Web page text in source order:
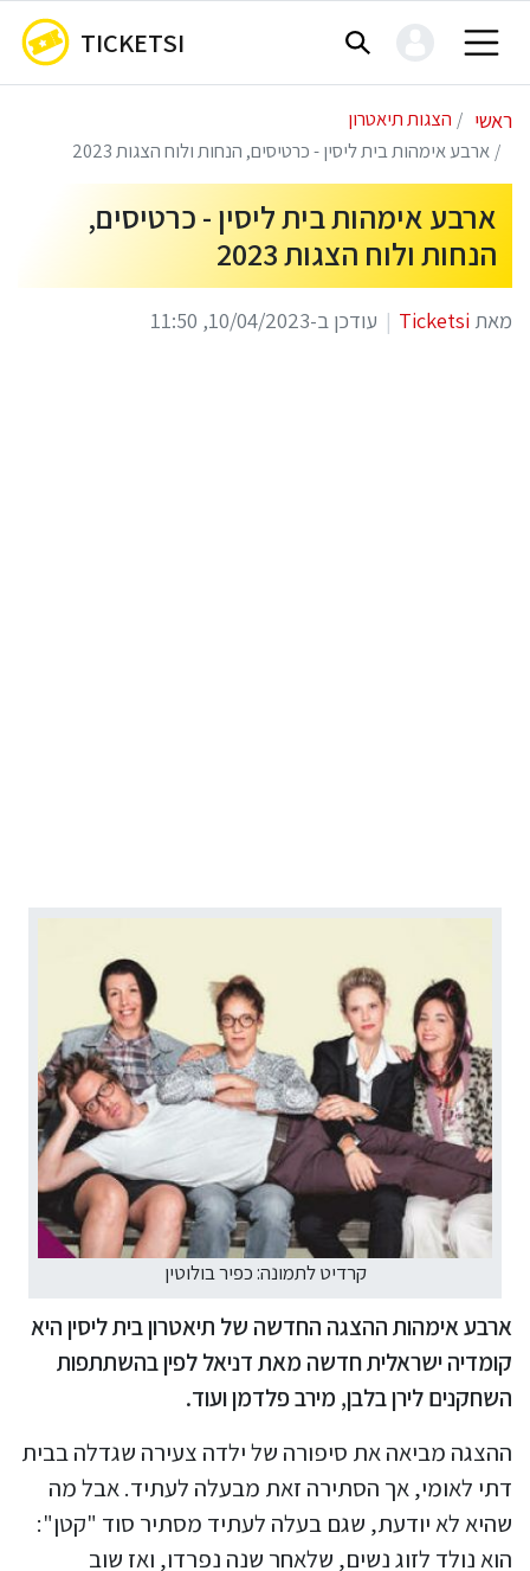
TICKETSI
ראשי
הצגות תיאטרון
ארבע אימהות בית ליסין - כרטיסים, הנחות ולוח הצגות 2023
ארבע אימהות בית ליסין - כרטיסים,
הנחות ולוח הצגות 2023
מאת Ticketsi עודכן ב-10/04/2023, 11:50
קרדיט לתמונה: כפיר בולוטין
ארבע אימהות ההצגה החדשה של תיאטרון בית ליסין היא
קומדיה ישראלית חדשה מאת דניאל לפין בהשתתפות
השחקנים לירן בלבן, מירב פלדמן ועוד.
ההצגה מביאה את סיפורה של ילדה צעירה שגדלה בבית
דתי לאומי, אך הסתירה זאת מבעלה לעתיד. אבל מה
שהיא לא יודעת, שגם בעלה לעתיד מסתיר סוד "קטן":
הוא נולד לזוג נשים, שלאחר שנה נפרדו, ואז שוב